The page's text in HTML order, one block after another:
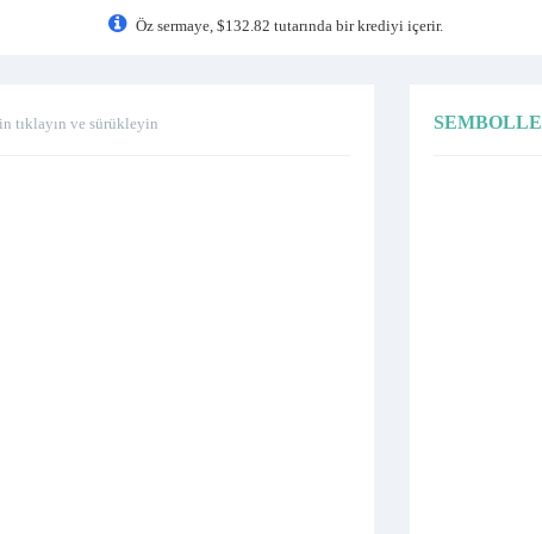
Öz sermaye, $132.82 tutarında bir krediyi içerir.
tıklayın ve sürükleyin